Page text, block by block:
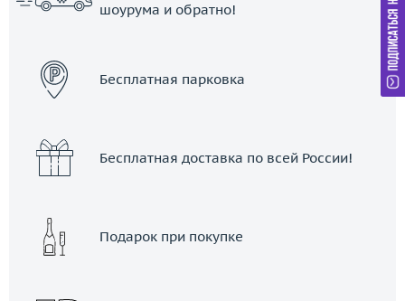
шоурума и обратно!
Бесплатная парковка
Бесплатная доставка по всей России!
Подарок при покупке